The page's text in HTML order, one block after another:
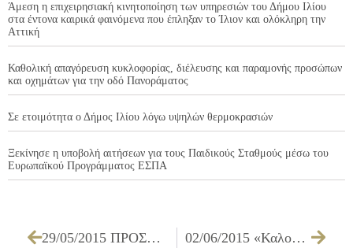
Άμεση η επιχειρησιακή κινητοποίηση των υπηρεσιών του Δήμου Ιλίου
στα έντονα καιρικά φαινόμενα που έπληξαν το Ίλιον και ολόκληρη την
Αττική
Καθολική απαγόρευση κυκλοφορίας, διέλευσης και παραμονής προσώπων
και οχημάτων για την οδό Πανοράματος
Σε ετοιμότητα ο Δήμος Ιλίου λόγω υψηλών θερμοκρασιών
Ξεκίνησε η υποβολή αιτήσεων για τους Παιδικούς Σταθμούς μέσω του
Ευρωπαϊκού Προγράμματος ΕΣΠΑ
29/05/2015 ΠΡΟΣΚΛΗΣΗ ΤΩΝ ΜΕΛΩΝ ΤΗΣ ΕΠΙΤΡΟΠΗΣ ΠΟΙΟΤΗΤΑΣ ΖΩΗΣ ΓΙΑ ΤΗΝ 04/06/2015 02/06/2015 «Καλοκαιρινό Camp» και «Παιδί & Θάλασσα» στο Δήμο Ιλίου